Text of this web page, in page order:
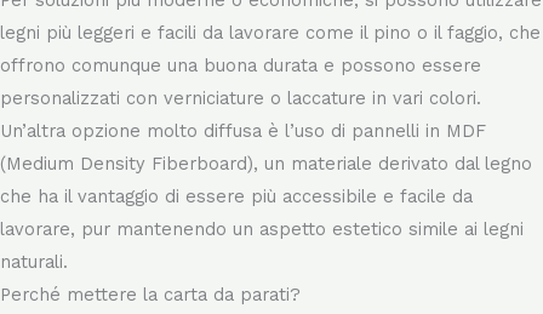
Per soluzioni più moderne o economiche, si possono utilizzare
legni più leggeri e facili da lavorare come il pino o il faggio, che
offrono comunque una buona durata e possono essere
personalizzati con verniciature o laccature in vari colori.
Un’altra opzione molto diffusa è l’uso di pannelli in MDF
(Medium Density Fiberboard), un materiale derivato dal legno
che ha il vantaggio di essere più accessibile e facile da
lavorare, pur mantenendo un aspetto estetico simile ai legni
naturali.